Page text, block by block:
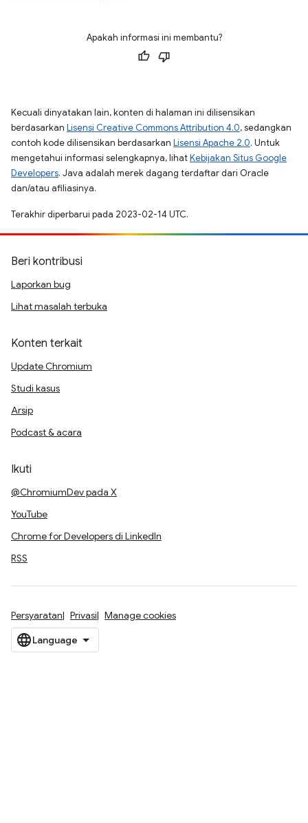
Apakah informasi ini membantu?
Kecuali dinyatakan lain, konten di halaman ini dilisensikan
berdasarkan Lisensi Creative Commons Attribution 4.0, sedangkan
contoh kode dilisensikan berdasarkan Lisensi Apache 2.0. Untuk
mengetahui informasi selengkapnya, lihatKebijakan Situs Google
Developers. Java adalah merek dagang terdaftar dari Oracle
dan/atau afiliasinya.
Terakhir diperbarui pada 2023-02-14 UTC.
Beri kontribusi
Laporkan bug
Lihat masalah terbuka
Konten terkait
Update Chromium
Studi kasus
Arsip
Podcast & acara
Ikuti
@ChromiumDev pada X
YouTube
Chrome for Developers di LinkedIn
RSS
Persyaratan Privasi Manage cookies